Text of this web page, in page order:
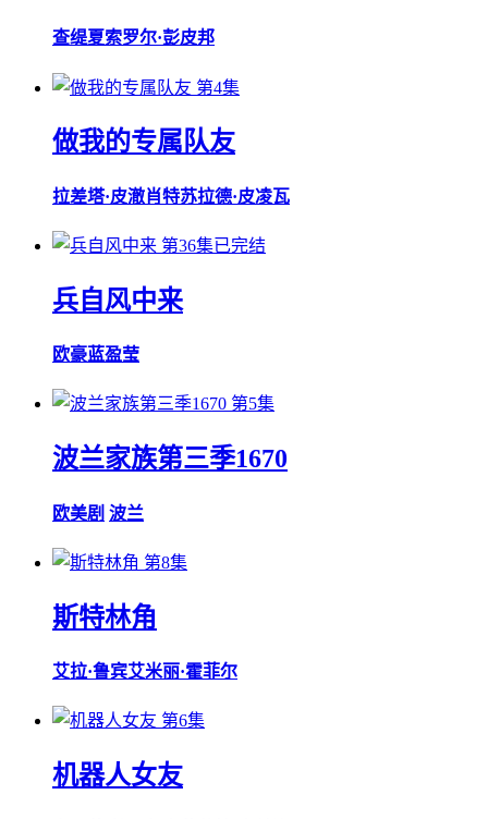
查缇夏索罗尔·彭皮邦
第4集
做我的专属队友
拉差塔·皮澈肖特苏拉德·皮凌瓦
第36集已完结
兵自风中来
欧豪蓝盈莹
第5集
波兰家族第三季1670
欧美剧 波兰
第8集
斯特林角
艾拉·鲁宾艾米丽·霍菲尔
第6集
机器人女友